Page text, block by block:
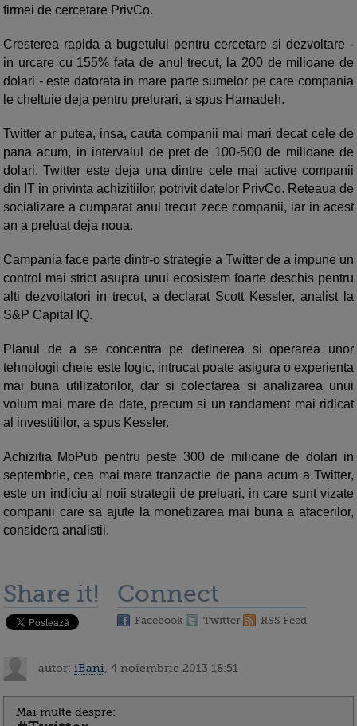
firmei de cercetare PrivCo.
Cresterea rapida a bugetului pentru cercetare si dezvoltare -
in urcare cu 155% fata de anul trecut, la 200 de milioane de
dolari - este datorata in mare parte sumelor pe care compania
le cheltuie deja pentru prelurari, a spus Hamadeh.
Twitter ar putea, insa, cauta companii mai mari decat cele de
pana acum, in intervalul de pret de 100-500 de milioane de
dolari. Twitter este deja una dintre cele mai active companii
din IT in privinta achizitiilor, potrivit datelor PrivCo. Reteaua de
socializare a cumparat anul trecut zece companii, iar in acest
an a preluat deja noua.
Campania face parte dintr-o strategie a Twitter de a impune un
control mai strict asupra unui ecosistem foarte deschis pentru
alti dezvoltatori in trecut, a declarat Scott Kessler, analist la
S&P Capital IQ.
Planul de a se concentra pe detinerea si operarea unor
tehnologii cheie este logic, intrucat poate asigura o experienta
mai buna utilizatorilor, dar si colectarea si analizarea unui
volum mai mare de date, precum si un randament mai ridicat
al investitiilor, a spus Kessler.
Achizitia MoPub pentru peste 300 de milioane de dolari in
septembrie, cea mai mare tranzactie de pana acum a Twitter,
este un indiciu al noii strategii de preluari, in care sunt vizate
companii care sa ajute la monetizarea mai buna a afacerilor,
considera analistii.
Share it! Connect
Facebook Twitter RSS Feed
autor: iBani , 4 noiembrie 2013 18:51
Mai multe despre: